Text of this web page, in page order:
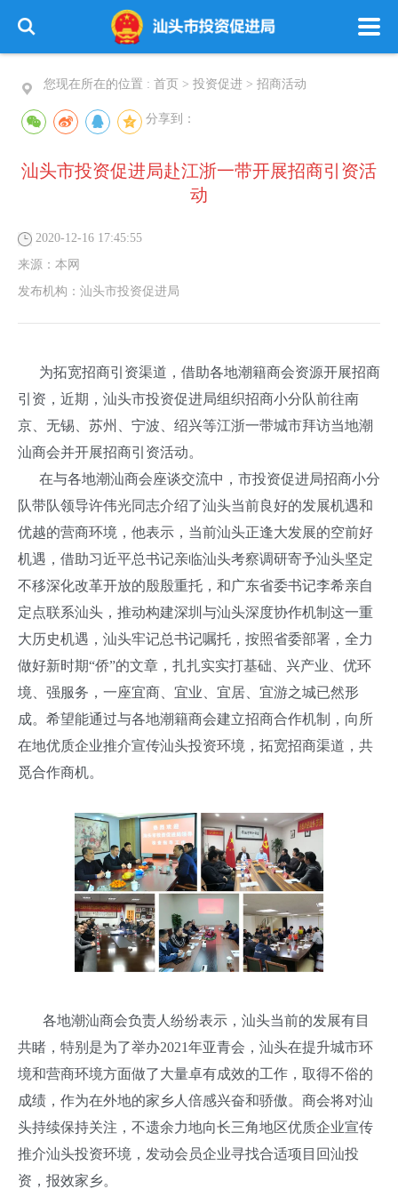
您现在所在的位置 : 首页 > 投资促进 > 招商活动
分享到：
汕头市投资促进局赴江浙一带开展招商引资活
动
2020-12-16 17:45:55
来源： 本网
发布机构： 汕头市投资促进局
为拓宽招商引资渠道，借助各地潮籍商会资源开展招商
引资，近期，汕头市投资促进局组织招商小分队前往南
京、无锡、苏州、宁波、绍兴等江浙一带城市拜访当地潮
汕商会并开展招商引资活动。
在与各地潮汕商会座谈交流中，市投资促进局招商小分
队带队领导许伟光同志介绍了汕头当前良好的发展机遇和
优越的营商环境，他表示，当前汕头正逢大发展的空前好
机遇，借助习近平总书记亲临汕头考察调研寄予汕头坚定
不移深化改革开放的殷殷重托，和广东省委书记李希亲自
定点联系汕头，推动构建深圳与汕头深度协作机制这一重
大历史机遇，汕头牢记总书记嘱托，按照省委部署，全力
做好新时期“侨”的文章，扎扎实实打基础、兴产业、优环
境、强服务，一座宜商、宜业、宜居、宜游之城已然形
成。希望能通过与各地潮籍商会建立招商合作机制，向所
在地优质企业推介宣传汕头投资环境，拓宽招商渠道，共
觅合作商机。
各地潮汕商会负责人纷纷表示，汕头当前的发展有目
共睹，特别是为了举办2021年亚青会，汕头在提升城市环
境和营商环境方面做了大量卓有成效的工作，取得不俗的
成绩，作为在外地的家乡人倍感兴奋和骄傲。商会将对汕
头持续保持关注，不遗余力地向长三角地区优质企业宣传
推介汕头投资环境，发动会员企业寻找合适项目回汕投
资，报效家乡。